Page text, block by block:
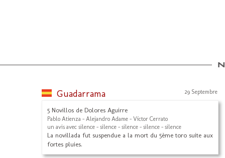
Guadarrama 29 Septembre
5 Novillos de Dolores Aguirre
Pablo Atienza - Alejandro Adame - Víctor Cerrato
un avis avec silence - silence - silence - silence - silence
La novillada fut suspendue a la mort du 5ème toro suite aux
fortes pluies.